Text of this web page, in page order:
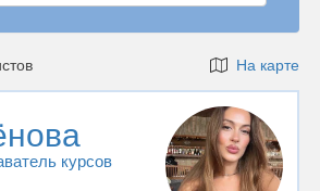
На карте
курсов